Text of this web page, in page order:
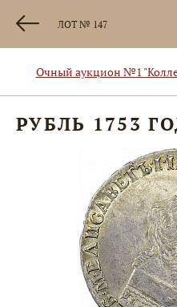
ЛОТ № 147
Очный аукцион №1
РУБЛЬ 1753